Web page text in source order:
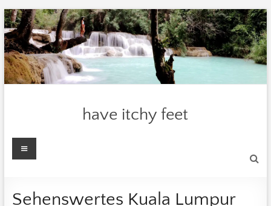
Zum
Inhalt
springen
have itchy feet
Menü
Sehenswertes Kuala Lumpur